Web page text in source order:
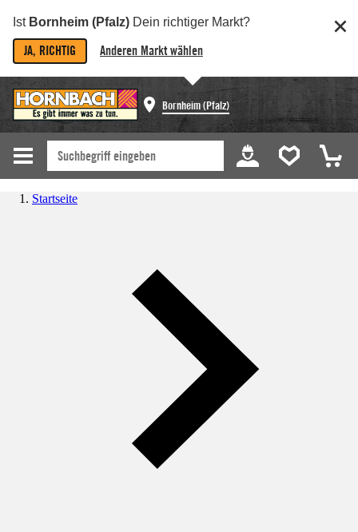
Ist Bornheim (Pfalz) Dein richtiger Markt?
JA, RICHTIG Anderen Markt wählen
Bornheim (Pfalz)
Startseite